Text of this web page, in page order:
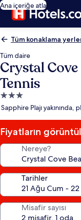
Ana içeriğe atla
Tüm konaklama
Tüm daire
Crystal
Tennis
3.0
yıldızlı
yeri
Sapphire Plajı yakınında,
Fiyatların
Nereye?
Tarihler
Misafir sayısı